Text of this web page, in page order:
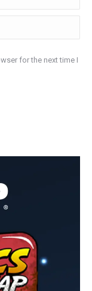
for the next time I